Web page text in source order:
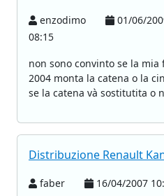
enzodimo 01/06/
08:15
non sono convinto se la
2004 monta la catena o la
se la catena và sostitutita o
Distribuzione Renault
faber
16/04/2007